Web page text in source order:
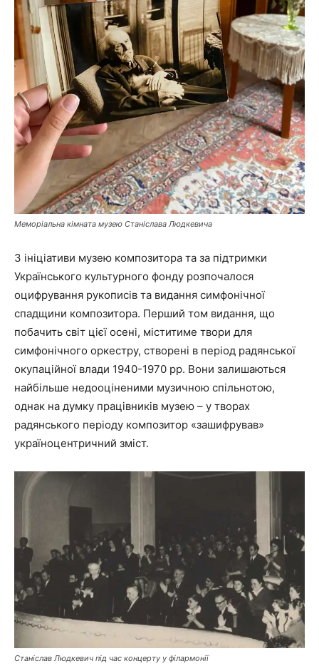
Меморіальна кімната музею Станіслава Людкевича
З ініціативи музею композитора та за підтримки
Українського культурного фонду розпочалося
оцифрування рукописів та видання симфонічної
спадщини композитора. Перший том видання, що
побачить світ цієї осені, міститиме твори для
симфонічного оркестру, створені в період радянської
окупаційної влади 1940-1970 рр. Вони залишаються
найбільше недооціненими музичною спільнотою,
однак на думку працівників музею – у творах
радянського періоду композитор «зашифрував»
україноцентричний зміст.
Станіслав Людкевич під час концерту у філармонії